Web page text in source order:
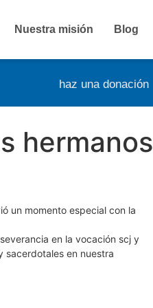
haz una donación
Nuestra misión Blog
hermanos
un momento especial con la
en la vocación scj y
sacerdotales en nuestra